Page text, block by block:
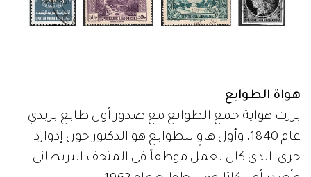
هواة الطوابع
برزت هواية جمع الطوابع مع صدور أول طابع بريدي
عام 1840، وأول هاوٍ للطوابع هو الدكتور جون إدوارد
جري، الذي كان يعمل موظفاً في المتحف البريطاني،